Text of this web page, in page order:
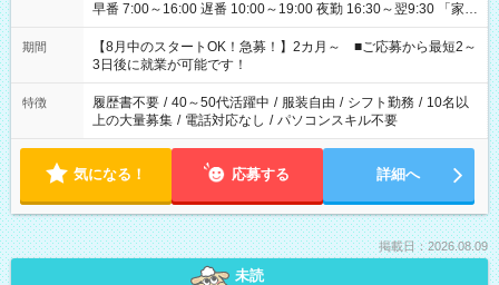
早番 7:00～16:00 遅番 10:00～19:00 夜勤 16:30～翌9:30 「家族
と休みを合わせたい」 「余裕を持って夕飯の準備がしたい」
「できれば残業はしたくない」 など、ご希望を教えてください
ね。 ※Wワーク希望の方へ 今ご覧のお仕事で希望する勤務時間
と、もう1つのお仕事の勤務時間。 合計で週40時間を超える場
合は応募できません。
期間
【8月中のスタートOK！急募！】2カ月～ ■ご応募から最短2～
3日後に就業が可能です！
特徴 履歴書不要 / 40～50代活躍中 / 服装自由 / シフト勤務 / 10名以
上の大量募集 / 電話対応なし / パソコンスキル不要
気になる！ 応募する 詳細へ
掲載日：2026.08.09
未読